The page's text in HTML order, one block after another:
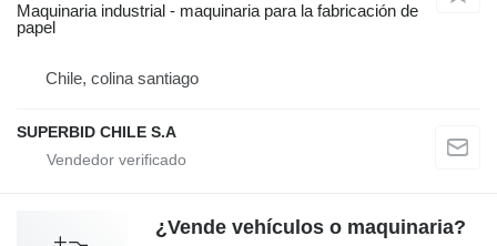
Maquinaria industrial - maquinaria para la fabricación de
papel
Chile, colina santiago
SUPERBID CHILE S.A
¿Vende vehículos o maquinaria?